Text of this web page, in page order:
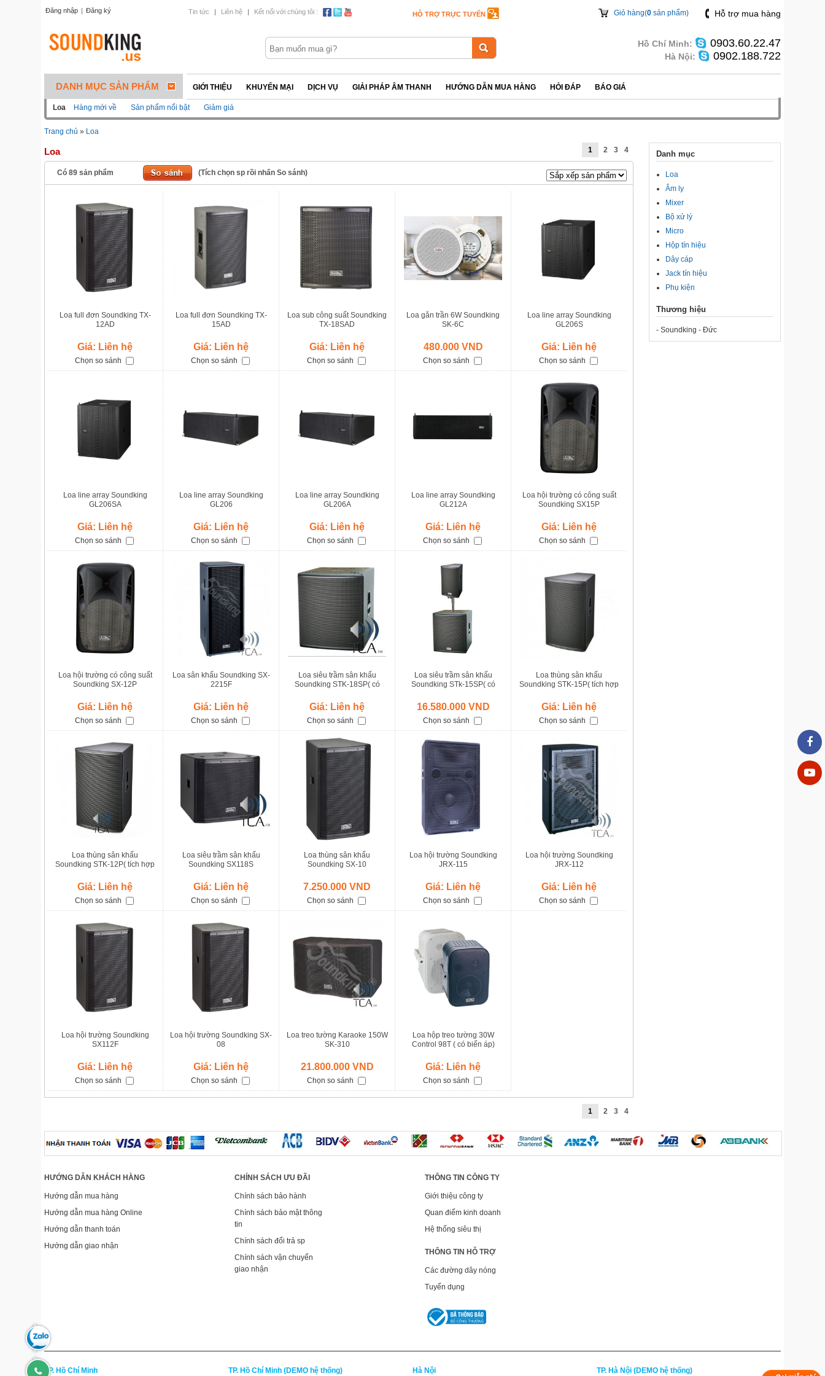
Đăng nhập | Đăng ký Tin tức | Liên hệ | Kết nối với chúng tôi : HỖ TRỢ TRỰC TUYẾN Hỗ trợ mua hàng
Hồ Chí Minh: 0903.60.22.47
Hà Nội: 0902.188.722
Giỏ hàng(0 sản phẩm)
DANH MỤC SẢN PHẨM GIỚI THIỆU KHUYẾN MẠI DỊCH VỤ GIẢI PHÁP ÂM THANH HƯỚNG DẪN MUA HÀNG HỎI ĐÁP BÁO GIÁ
Loa Hàng mới về Sản phẩm nổi bật Giảm giá
Trang chủ » Loa
Danh mục
Loa
Âm ly
Mixer
Bộ xử lý
Micro
Hộp tín hiệu
Dây cáp
Jack tín hiệu
Phụ kiện
Thương hiệu
- Soundking - Đức
Loa 1 2 3 4
Có 89 sản phẩm (Tích chọn sp rồi nhấn So sánh)
Loa full đơn Soundking TX-
12AD
Giá: Liên hệ
Chọn so sánh
Loa full đơn Soundking TX-
15AD
Giá: Liên hệ
Chọn so sánh
Loa sub công suất Soundking
TX-18SAD
Giá: Liên hệ
Chọn so sánh
Loa gắn trần 6W Soundking
SK-6C
480.000 VND
Chọn so sánh
Loa line array Soundking
GL206S
Giá: Liên hệ
Chọn so sánh
Loa line array Soundking
GL206SA
Giá: Liên hệ
Chọn so sánh
Loa line array Soundking
GL206
Giá: Liên hệ
Chọn so sánh
Loa line array Soundking
GL206A
Giá: Liên hệ
Chọn so sánh
Loa line array Soundking
GL212A
Giá: Liên hệ
Chọn so sánh
Loa hội trường có công suất
Soundking SX15P
Giá: Liên hệ
Chọn so sánh
Loa hội trường có công suất
Soundking SX-12P
Giá: Liên hệ
Chọn so sánh
Loa sân khấu Soundking SX-
2215F
Giá: Liên hệ
Chọn so sánh
Loa siêu trầm sân khấu
Soundking STK-18SP( có
Giá: Liên hệ
Chọn so sánh
Loa siêu trầm sân khấu
Soundking STk-15SP( có
16.580.000 VND
Chọn so sánh
Loa thùng sân khấu
Soundking STK-15P( tích hợp
Giá: Liên hệ
Chọn so sánh
Loa thùng sân khấu
Soundking STK-12P( tích hợp
Giá: Liên hệ
Chọn so sánh
Loa siêu trầm sân khấu
Soundking SX118S
Giá: Liên hệ
Chọn so sánh
Loa thùng sân khấu
Soundking SX-10
7.250.000 VND
Chọn so sánh
Loa hội trường Soundking
JRX-115
Giá: Liên hệ
Chọn so sánh
Loa hội trường Soundking
JRX-112
Giá: Liên hệ
Chọn so sánh
Loa hội trường Soundking
SX112F
Giá: Liên hệ
Chọn so sánh
Loa hội trường Soundking SX-
08
Giá: Liên hệ
Chọn so sánh
Loa treo tường Karaoke 150W
SK-310
21.800.000 VND
Chọn so sánh
Loa hộp treo tường 30W
Control 98T ( có biến áp)
Giá: Liên hệ
Chọn so sánh
1 2 3 4
HƯỚNG DẪN KHÁCH HÀNG
Hướng dẫn mua hàng
Hướng dẫn mua hàng Online
Hướng dẫn thanh toán
Hướng dẫn giao nhận
CHÍNH SÁCH ƯU ĐÃI
Chính sách bảo hành
Chính sách bảo mật thông
tin
Chính sách đổi trả sp
Chính sách vận chuyển
giao nhận
THÔNG TIN CÔNG TY
Giới thiệu công ty
Quan điểm kinh doanh
Hệ thống siêu thị
THÔNG TIN HỖ TRỢ
Các đường dây nóng
Tuyển dụng
TP. Hồ Chí Minh TP. Hồ Chí Minh (DEMO hệ thống) Hà Nội TP. Hà Nội (DEMO hệ thống)
Zalo:
0902188722
HN: